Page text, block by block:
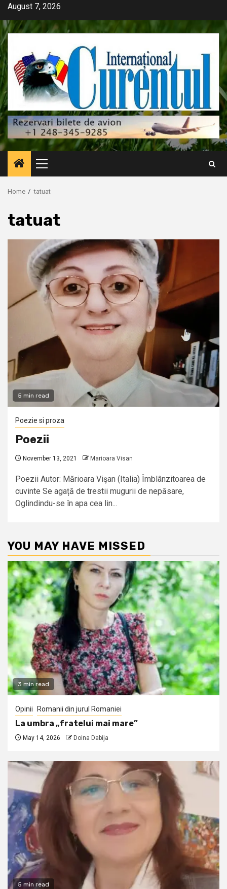
Skip
content
August 7, 2026
Primary
Menu
Home tatuat
tatuat
5 min read
Poezie si proza
Poezii
November 13, 2021 Marioara Visan
Poezii Autor: Mărioara Vişan (Italia) Îmblânzitoarea de
cuvinte Se agață de trestii mugurii de nepăsare,
Oglindindu-se în apa cea lin...
YOU MAY HAVE MISSED
3 min read
Opinii Romanii din jurul Romaniei
La umbra „fratelui mai mare”
May 14, 2026 Doina Dabija
5 min read